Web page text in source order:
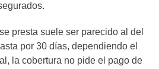
presta suele ser parecido al del
por 30 días, dependiendo el
la cobertura no pide el pago de